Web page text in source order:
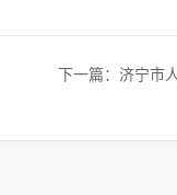
下一篇： 济宁市